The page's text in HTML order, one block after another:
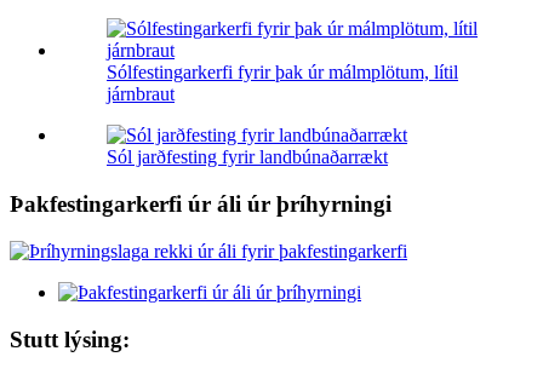
Sólfestingarkerfi fyrir þak úr málmplötum, lítil
járnbraut
Sól jarðfesting fyrir landbúnaðarrækt
Þakfestingarkerfi úr áli úr þríhyrningi
Stutt lýsing: